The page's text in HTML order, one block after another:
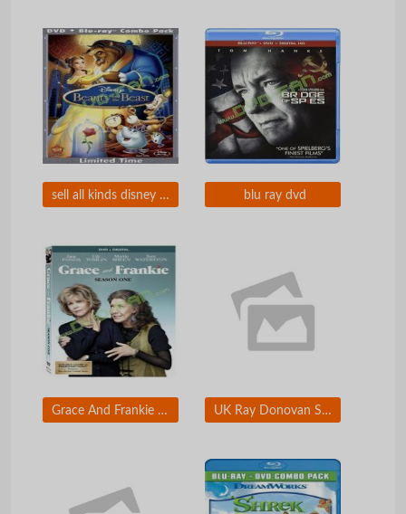
sell all kinds disney dvd blu ray dvd
Grace And Frankie Season 1 (dvd-fan new upload tv show) UK Ray Donovan Season 3